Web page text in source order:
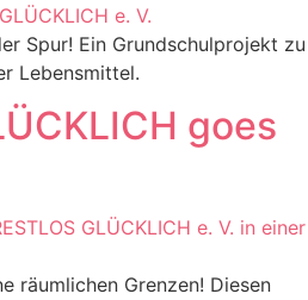
Spur! Ein Grundschulprojekt zu
Lebensmittel.
goes
räumlichen Grenzen! Diesen